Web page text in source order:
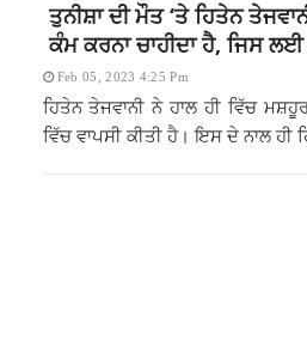
ਤੁਨੀਸ਼ਾ ਦੀ ਮੌਤ ‘ਤੇ ਹਿਤੇਨ
ਕੰਮ ਕਰਨਾ ਚਾਹੀਦਾ ਹੈ, ਜਿਸ
Feb 05, 2023 4:25 Pm
ਹਿਤੇਨ ਤੇਜਵਾਨੀ ਨੇ ਹਾਲ ਹੀ ਵਿੱਚ
ਵਿੱਚ ਵਾਪਸੀ ਕੀਤੀ ਹੈ। ਇਸ ਦੇ ਨਾਲ